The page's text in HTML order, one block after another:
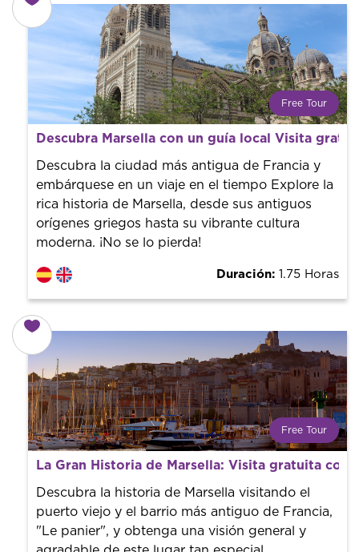
Free Tour
¿Qué es un FREE TOUR?
Tendencia mundial en rutas turísticas. Reserva sin coste
con un guía profesional. ¡El precio es libre! Por lo que al
finalizar la experiencia tú le pones el precio.
Descubra Marsella con un guía local Visita
Descubra la ciudad más antigua de Francia y
embárquese en un viaje en el tiempo Explore la
rica historia de Marsella, desde sus antiguos
orígenes griegos hasta su vibrante cultura
moderna. ¡No se lo pierda!
Duración: 1.75 Horas
Free Tour
¿Qué es un FREE TOUR?
Tendencia mundial en rutas turísticas. Reserva sin coste
con un guía profesional. ¡El precio es libre! Por lo que al
finalizar la experiencia tú le pones el precio.
La Gran Historia de Marsella: Visita gratuita con
Descubra la historia de Marsella visitando el
puerto viejo y el barrio más antiguo de Francia,
"Le panier", y obtenga una visión general y